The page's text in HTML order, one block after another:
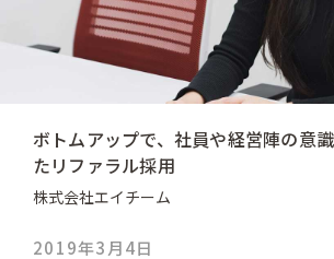
ボトムアップで、社員や経営陣の意
たリファラル採用
株式会社エイチーム
2019年3月4日